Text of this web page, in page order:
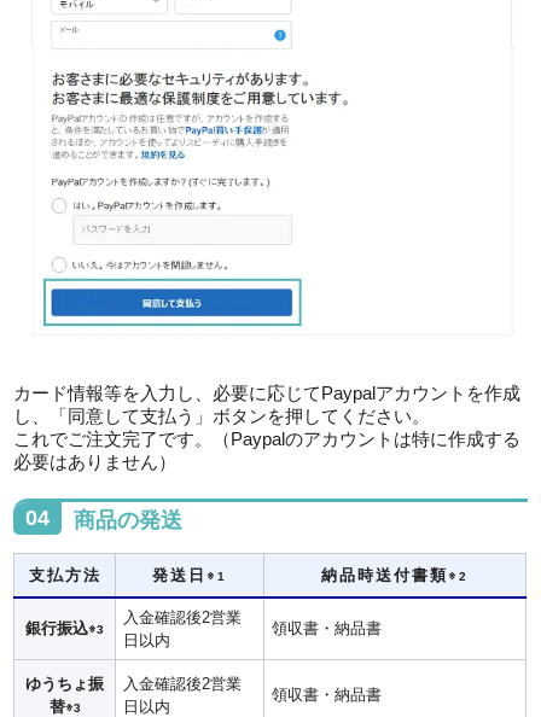
カード情報等を入力し、必要に応じてPaypalアカウントを作成
し、「同意して支払う」ボタンを押してください。
これでご注文完了です。（Paypalのアカウントは特に作成する
必要はありません）
04 商品の発送
支払方法 発送日※1 納品時送付書類※2
銀行振込※3
入金確認後2営業
日以内
領収書・納品書
ゆうちょ振
替※3
入金確認後2営業
日以内
領収書・納品書